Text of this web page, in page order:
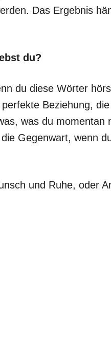
Das Ergebnis
du?
du diese Wörter
Beziehung,
was du momentan
Gegenwart, wenn
und Ruhe, oder